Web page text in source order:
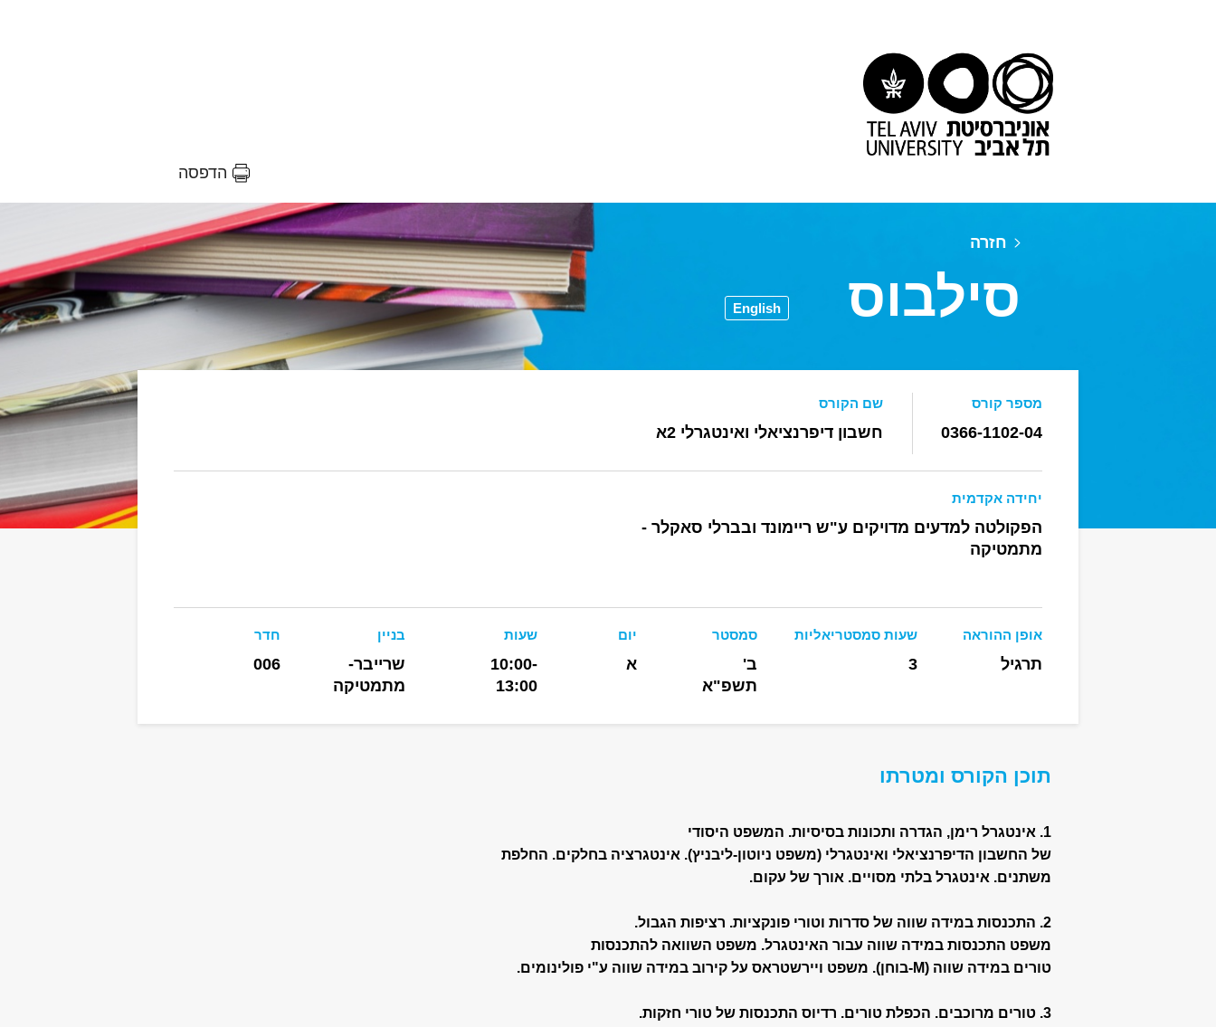
הדפסה
חזרה
סילבוס English
מספר קורס
0366-1102-04
שם הקורס
חשבון דיפרנציאלי ואינטגרלי 2א
יחידה אקדמית
הפקולטה למדעים מדויקים ע"ש ריימונד ובברלי סאקלר -
מתמטיקה
אופן ההוראה
תרגיל
שעות סמסטריאליות
3
סמסטר
ב'
תשפ"א
יום
א
שעות
10:00-
13:00
בניין
שרייבר-
מתמטיקה
חדר
006
תוכן הקורס ומטרתו
1. אינטגרל רימן, הגדרה ותכונות בסיסיות. המשפט היסודי
של החשבון הדיפרנציאלי ואינטגרלי (משפט ניוטון-ליבניץ). אינטגרציה בחלקים. החלפת
משתנים. אינטגרל בלתי מסויים. אורך של עקום.
2. התכנסות במידה שווה של סדרות וטורי פונקציות. רציפות הגבול.
משפט התכנסות במידה שווה עבור האינטגרל. משפט השוואה להתכנסות
טורים במידה שווה (M-בוחן). משפט ויירשטראס על קירוב במידה שווה ע"י פולינומים.
3. טורים מרוכבים. הכפלת טורים. רדיוס התכנסות של טורי חזקות.